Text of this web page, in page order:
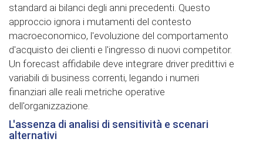
standard ai bilanci degli anni precedenti. Questo
approccio ignora i mutamenti del contesto
macroeconomico, l'evoluzione del comportamento
d'acquisto dei clienti e l'ingresso di nuovi competitor.
Un forecast affidabile deve integrare driver predittivi e
variabili di business correnti, legando i numeri
finanziari alle reali metriche operative
dell'organizzazione.
L'assenza di analisi di sensitività e scenari
alternativi